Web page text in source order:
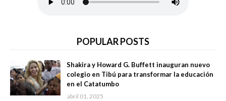
POPULAR POSTS
Shakira y Howard G. Buffett inauguran nuevo
colegio en Tibú para transformar la educación
en el Catatumbo
abril 01, 2025